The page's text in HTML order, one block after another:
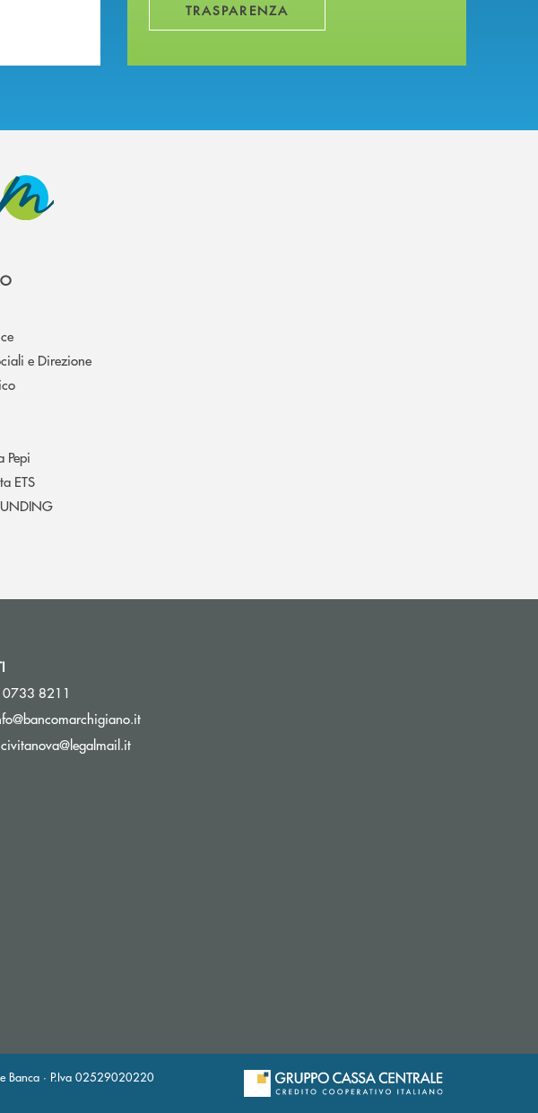
TRASPARENZA
e Direzione
Pepi
ETS
0733 8211
(si apre l’app di posta elettronica)
(si apre l’app di posta elettronica)
Banca · P.Iva 02529020220